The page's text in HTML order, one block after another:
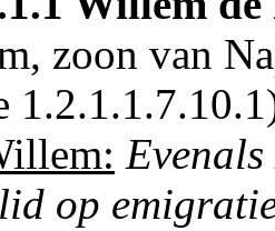
, zoon van
1.2.1.1.7.10.1
op